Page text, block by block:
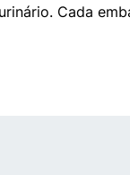
Cada